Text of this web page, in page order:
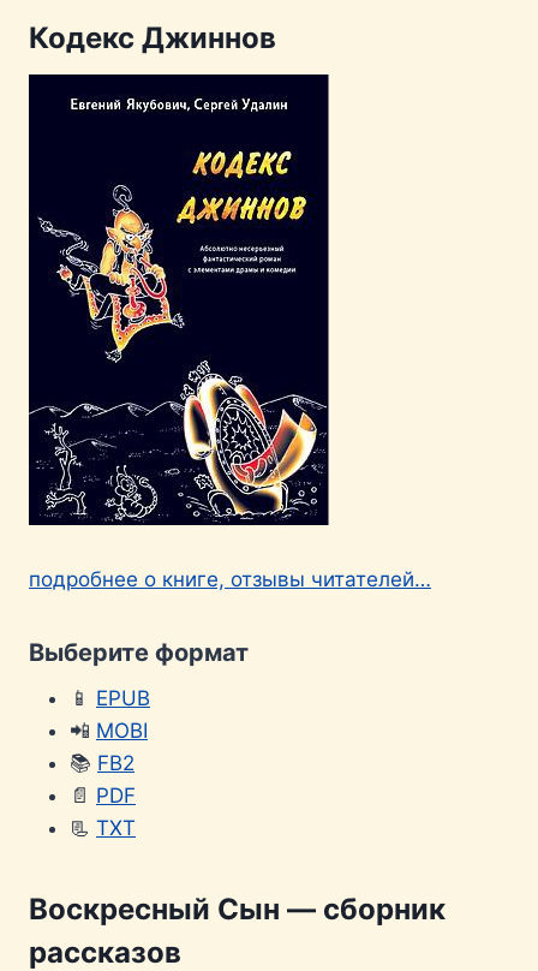
Кодекс Джиннов
подробнее о книге, отзывы читателей…
Выберите формат
📱 EPUB
📲 MOBI
📚 FB2
📄 PDF
📃 TXT
Воскресный Сын — сборник
рассказов